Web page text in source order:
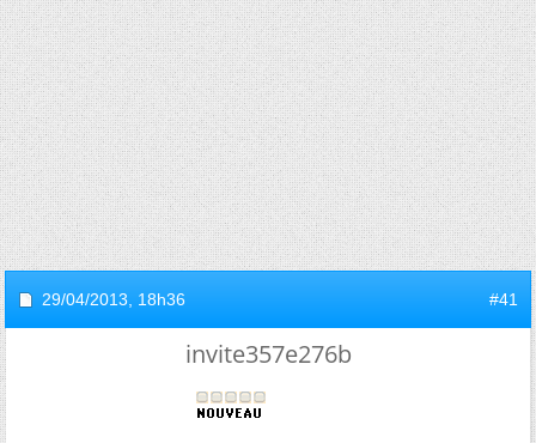
29/04/2013, 18h36 #41
invite357e276b